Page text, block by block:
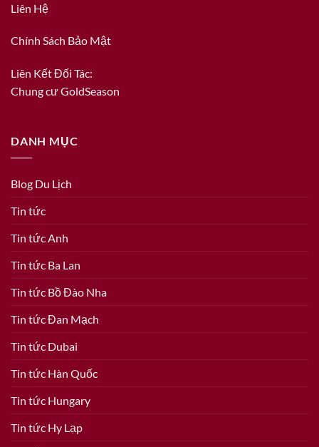
Liên Hệ
Chính Sách Bảo Mật
Liên Kết Đối Tác:
Chung cư GoldSeason
DANH MỤC
Blog Du Lịch
Tin tức
Tin tức Anh
Tin tức Ba Lan
Tin tức Bồ Đào Nha
Tin tức Đan Mạch
Tin tức Dubai
Tin tức Hàn Quốc
Tin tức Hungary
Tin tức Hy Lạp